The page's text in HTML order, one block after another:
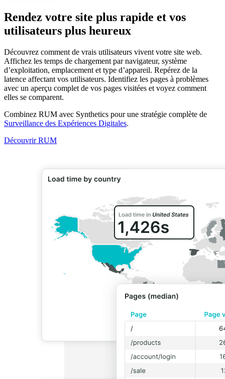
Rendez votre site plus rapide et vos
utilisateurs plus heureux
Découvrez comment de vrais utilisateurs vivent votre site web.
Affichez les temps de chargement par navigateur, système
d’exploitation, emplacement et type d’appareil. Repérez de la
latence affectant vos utilisateurs. Identifiez les pages à problèmes
avec un aperçu complet de vos pages visitées et voyez comment
elles se comparent.
Combinez RUM avec Synthetics pour une stratégie complète de
Surveillance des Expériences Digitales.
Découvrir RUM